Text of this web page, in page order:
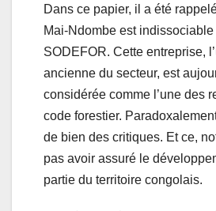
Dans ce papier, il a été
Mai-Ndombe est
SODEFOR. Cette entreprise,
ancienne du secteur, est
considérée comme l’une des
code forestier.
de bien des critiques. Et ce,
pas avoir assuré le
partie du territoire congolais.